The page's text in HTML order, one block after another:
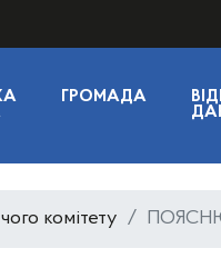
ГРОМАДА
комітету